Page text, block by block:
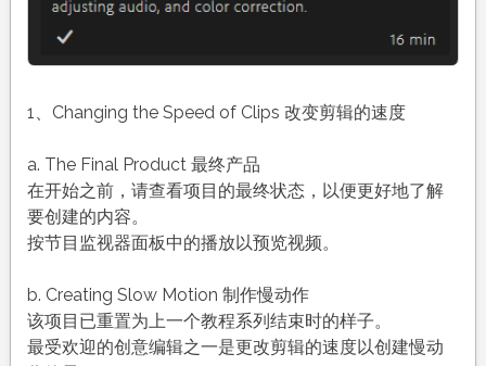
1、Changing the Speed of Clips 改变剪辑的速度
a. The Final Product 最终产品
在开始之前，请查看项目的最终状态，以便更好地了解
要创建的内容。
按节目监视器面板中的播放以预览视频。
b. Creating Slow Motion 制作慢动作
该项目已重置为上一个教程系列结束时的样子。
最受欢迎的创意编辑之一是更改剪辑的速度以创建慢动